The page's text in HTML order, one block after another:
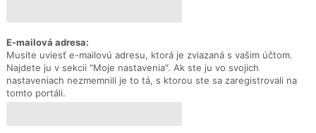
E-mailová adresa:
Musíte uviesť e-mailovú adresu, ktorá je zviazaná s vašim účtom.
Najdete ju v sekcii "Moje nastavenia". Ak ste ju vo svojich
nastaveniach nezmemnili je to tá, s ktorou ste sa zaregistrovali na
tomto portáli.